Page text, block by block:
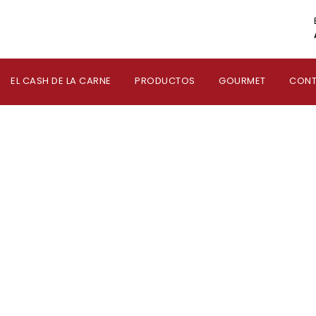
EL CASH DE LA CARNE PRODUCTOS GOURMET